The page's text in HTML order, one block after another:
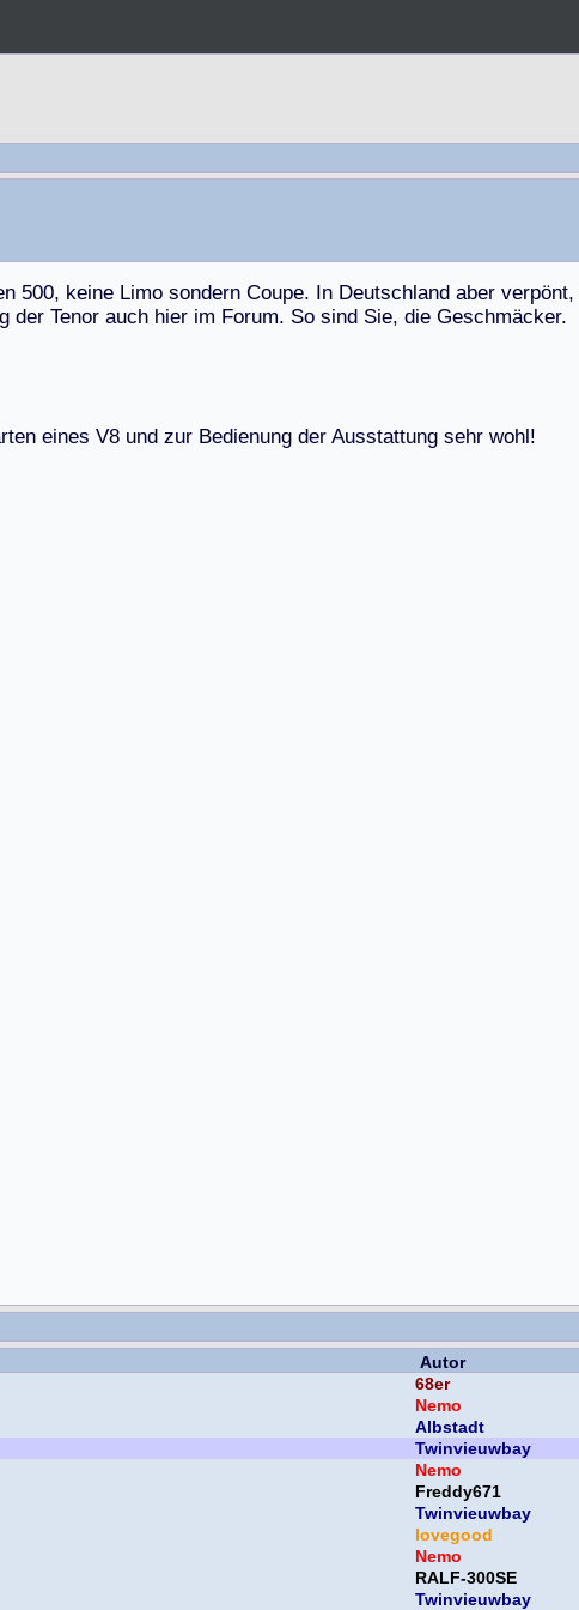
n 500, keine Limo sondern Coupe. In Deutschland aber verpönt,
g der Tenor auch hier im Forum. So sind Sie, die Geschmäcker.
rten eines V8 und zur Bedienung der Ausstattung sehr wohl!
Autor
68er
Nemo
Albstadt
Twinvieuwbay
Nemo
Freddy671
Twinvieuwbay
lovegood
Nemo
RALF-300SE
Twinvieuwbay